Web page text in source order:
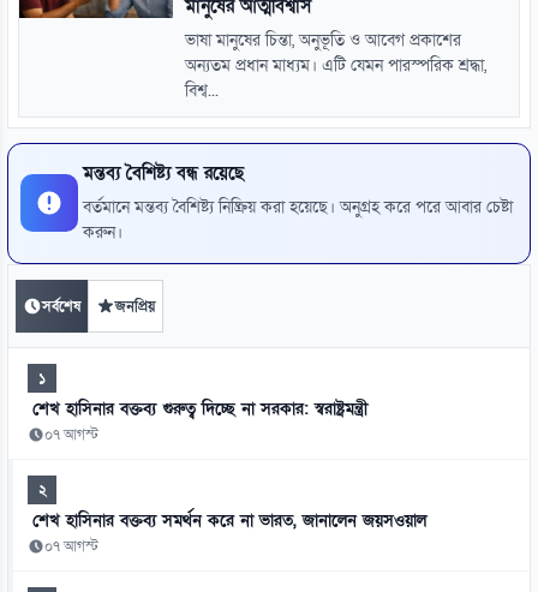
মানুষের আত্মবিশ্বাস
ভাষা মানুষের চিন্তা, অনুভূতি ও আবেগ প্রকাশের
অন্যতম প্রধান মাধ্যম। এটি যেমন পারস্পরিক শ্রদ্ধা,
বিশ্ব...
মন্তব্য বৈশিষ্ট্য বন্ধ রয়েছে
বর্তমানে মন্তব্য বৈশিষ্ট্য নিষ্ক্রিয় করা হয়েছে। অনুগ্রহ করে পরে আবার চেষ্টা
করুন।
সর্বশেষ জনপ্রিয়
১
শেখ হাসিনার বক্তব্য গুরুত্ব দিচ্ছে না সরকার: স্বরাষ্ট্রমন্ত্রী
০৭ আগস্ট
২
শেখ হাসিনার বক্তব্য সমর্থন করে না ভারত, জানালেন জয়সওয়াল
০৭ আগস্ট